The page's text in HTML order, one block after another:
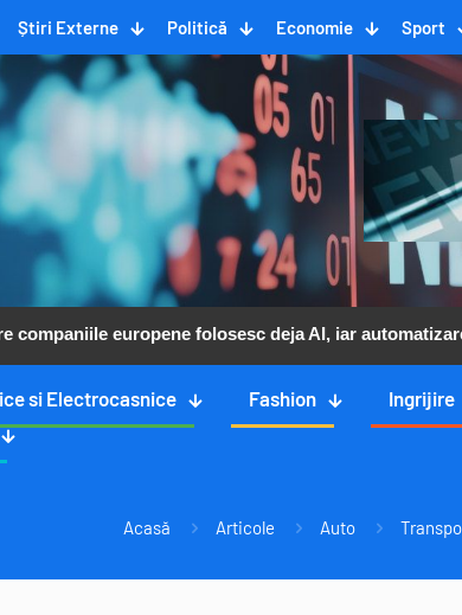
Știri Externe Politică Economie Sport
companiile europene folosesc deja AI, iar
si Electrocasnice Fashion Ingrijire
Acasă Articole Auto